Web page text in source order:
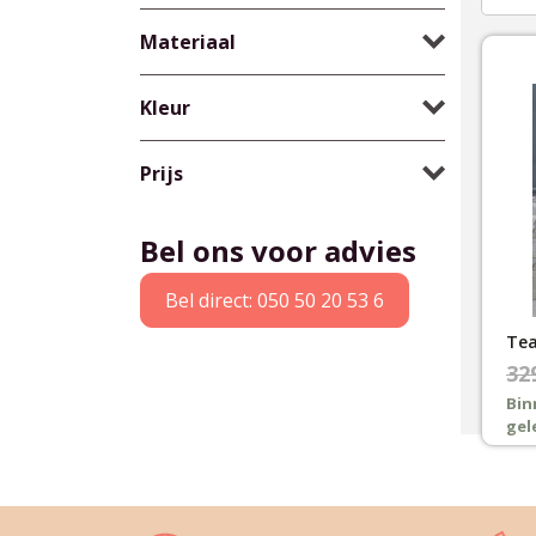
Materiaal
Kleur
Prijs
Bel ons voor advies
Bel direct: 050 50 20 53 6
is: